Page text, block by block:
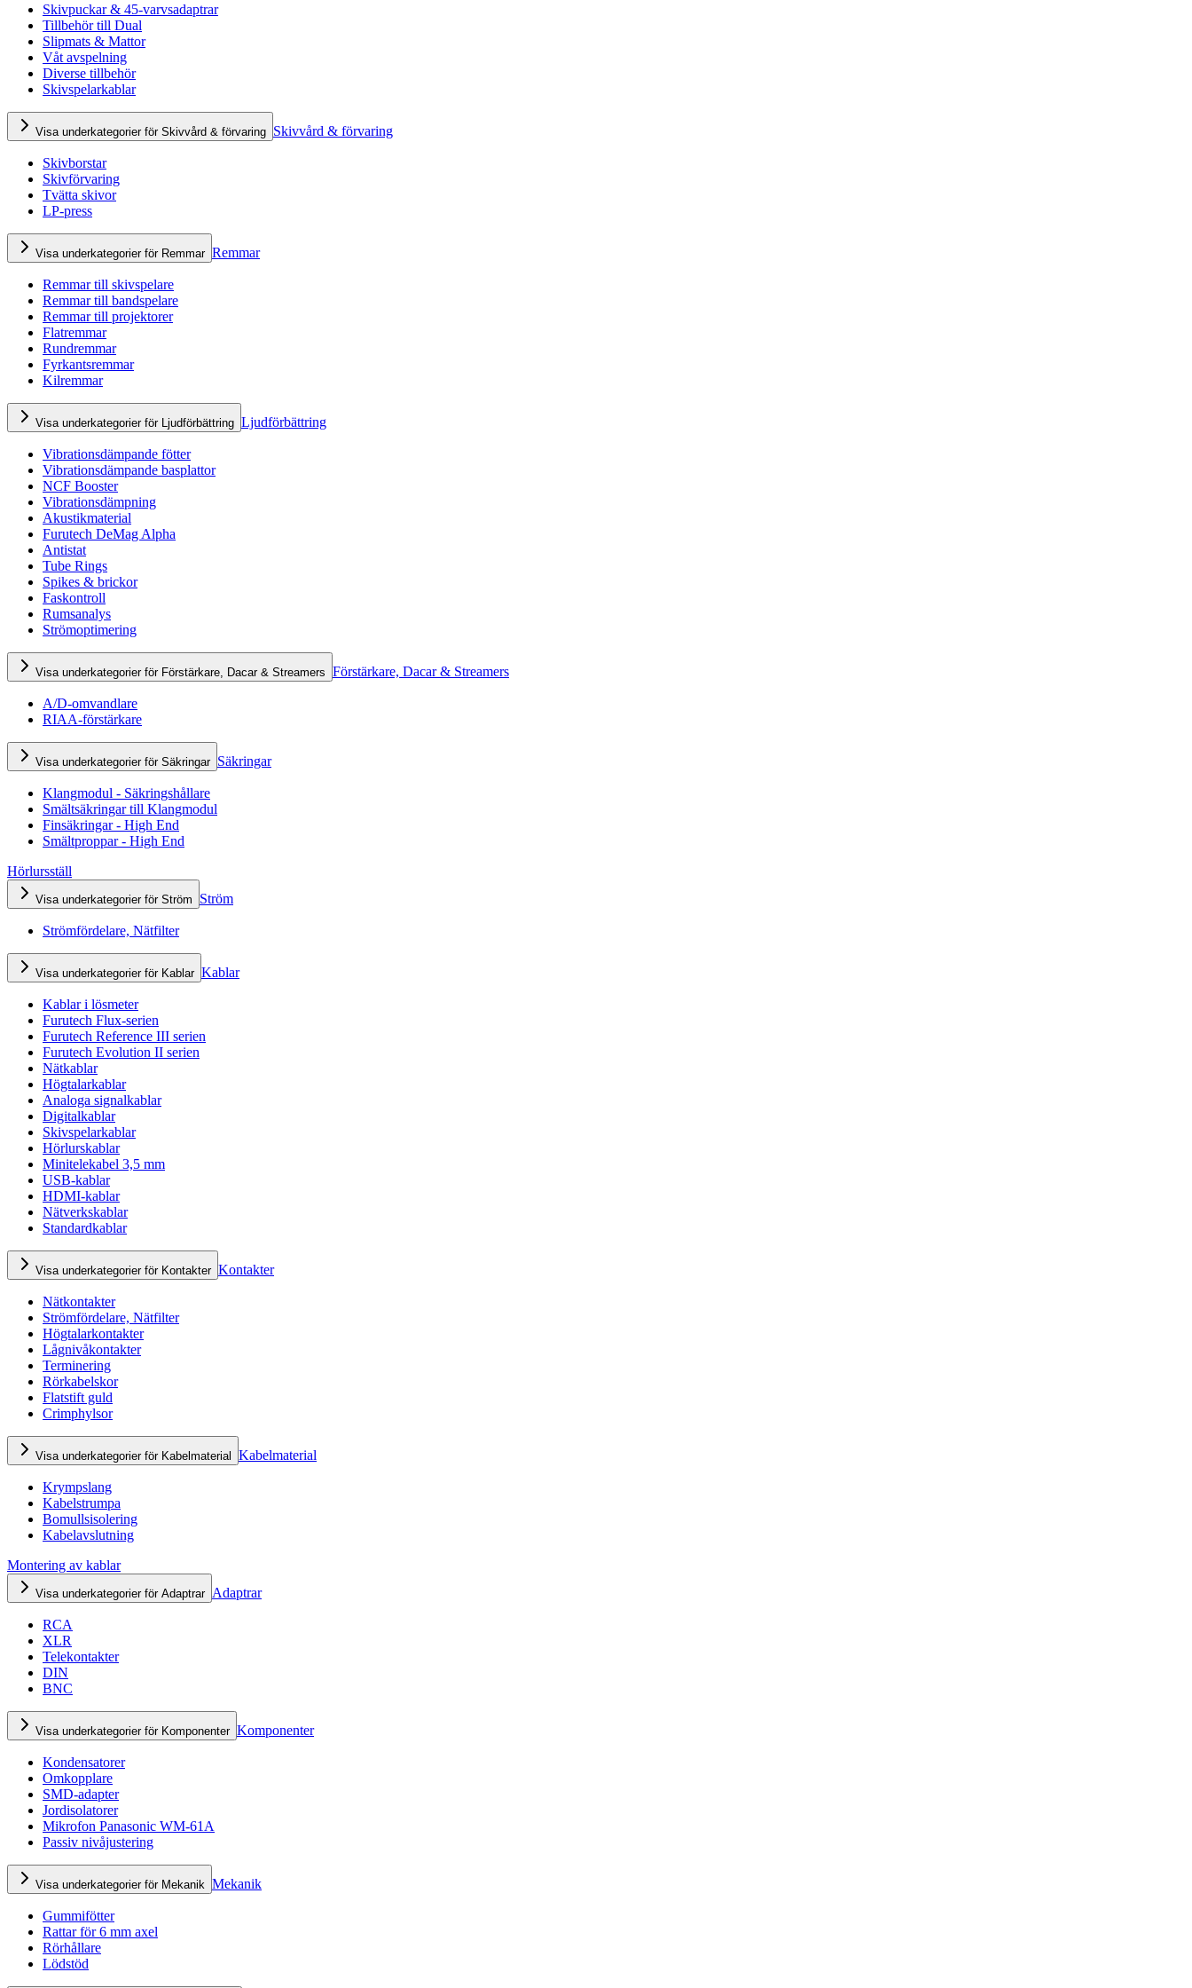
Skivpuckar & 45-varvsadaptrar
Tillbehör till Dual
Slipmats & Mattor
Våt avspelning
Diverse tillbehör
Skivspelarkablar
Visa underkategorier för Skivvård & förvaring Skivvård & förvaring
Skivborstar
Skivförvaring
Tvätta skivor
LP-press
Visa underkategorier för Remmar Remmar
Remmar till skivspelare
Remmar till bandspelare
Remmar till projektorer
Flatremmar
Rundremmar
Fyrkantsremmar
Kilremmar
Visa underkategorier för Ljudförbättring Ljudförbättring
Vibrationsdämpande fötter
Vibrationsdämpande basplattor
NCF Booster
Vibrationsdämpning
Akustikmaterial
Furutech DeMag Alpha
Antistat
Tube Rings
Spikes & brickor
Faskontroll
Rumsanalys
Strömoptimering
Visa underkategorier för Förstärkare, Dacar & Streamers Förstärkare, Dacar & Streamers
A/D-omvandlare
RIAA-förstärkare
Visa underkategorier för Säkringar Säkringar
Klangmodul - Säkringshållare
Smältsäkringar till Klangmodul
Finsäkringar - High End
Smältproppar - High End
Hörlursställ
Visa underkategorier för Ström Ström
Strömfördelare, Nätfilter
Visa underkategorier för Kablar Kablar
Kablar i lösmeter
Furutech Flux-serien
Furutech Reference III serien
Furutech Evolution II serien
Nätkablar
Högtalarkablar
Analoga signalkablar
Digitalkablar
Skivspelarkablar
Hörlurskablar
Minitelekabel 3,5 mm
USB-kablar
HDMI-kablar
Nätverkskablar
Standardkablar
Visa underkategorier för Kontakter Kontakter
Nätkontakter
Strömfördelare, Nätfilter
Högtalarkontakter
Lågnivåkontakter
Terminering
Rörkabelskor
Flatstift guld
Crimphylsor
Visa underkategorier för Kabelmaterial Kabelmaterial
Krympslang
Kabelstrumpa
Bomullsisolering
Kabelavslutning
Montering av kablar
Visa underkategorier för Adaptrar Adaptrar
RCA
XLR
Telekontakter
DIN
BNC
Visa underkategorier för Komponenter Komponenter
Kondensatorer
Omkopplare
SMD-adapter
Jordisolatorer
Mikrofon Panasonic WM-61A
Passiv nivåjustering
Visa underkategorier för Mekanik Mekanik
Gummifötter
Rattar för 6 mm axel
Rörhållare
Lödstöd